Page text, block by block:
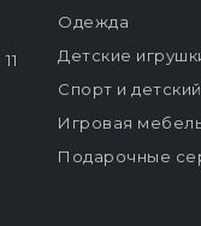
Одежда
Детские
Спорт и
Игровая
Подарочные